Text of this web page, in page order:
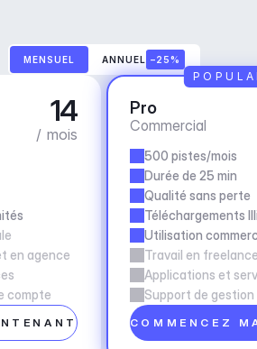
MENSUEL ANNUEL –25%
14
/ mois
en agence
compte
Pro
Commercial
500 pistes/mois
Durée de 25 min
Qualité sans perte
Téléchargements
Utilisation
Travail en
Applications et
Support de
COMMENCEZ